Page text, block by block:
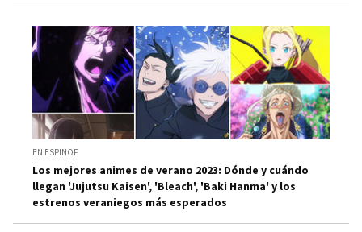
EN ESPINOF
Los mejores animes de verano 2023: Dónde y cuándo
llegan 'Jujutsu Kaisen', 'Bleach', 'Baki Hanma' y los
estrenos veraniegos más esperados